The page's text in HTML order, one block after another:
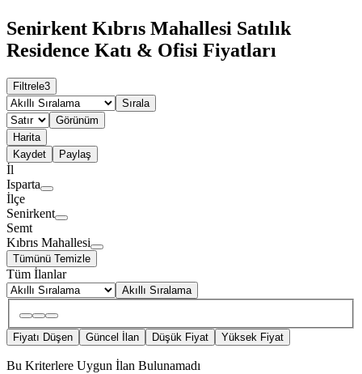
Senirkent Kıbrıs Mahallesi Satılık
Residence Katı & Ofisi Fiyatları
Filtrele3
Sırala
Görünüm
Harita
Kaydet
Paylaş
İl
Isparta
İlçe
Senirkent
Semt
Kıbrıs Mahallesi
Tümünü Temizle
Tüm İlanlar
Akıllı Sıralama
Fiyatı Düşen Güncel İlan Düşük Fiyat Yüksek Fiyat
Bu Kriterlere Uygun İlan Bulunamadı